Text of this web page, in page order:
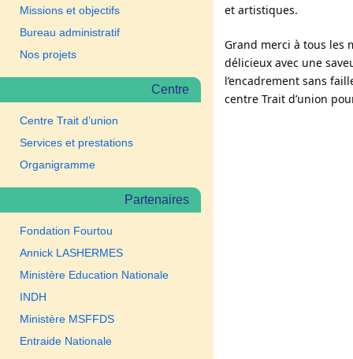
et artistiques.
Grand merci à tous les
délicieux avec une
l’encadrement sans
centre Trait d’union
Missions et objectifs
Bureau administratif
Nos projets
Centre
Centre Trait d’union
Services et prestations
Organigramme
Partenaires
Fondation Fourtou
Annick LASHERMES
Ministère Education Nationale
INDH
Ministère MSFFDS
Entraide Nationale